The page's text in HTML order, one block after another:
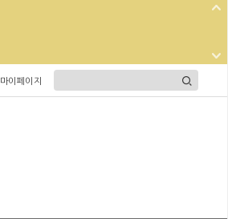
마이페이지